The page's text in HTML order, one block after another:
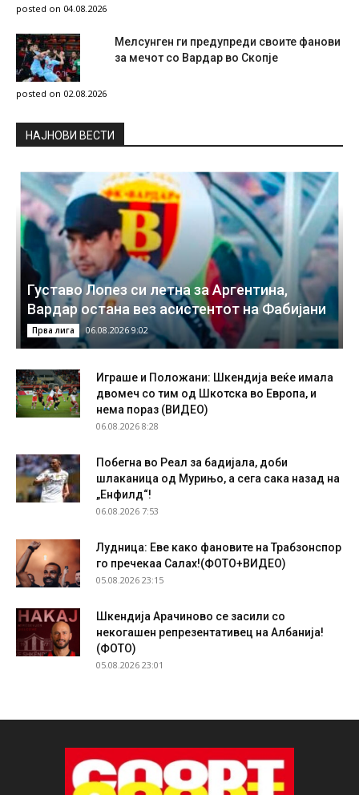
posted on 04.08.2026
Мелсунген ги предупреди своите фанови
за мечот со Вардар во Скопје
posted on 02.08.2026
НAЈНОВИ ВЕСТИ
Густаво Лопез си летна за Аргентина,
Вардар остана вез асистентот на Фабијани
Прва лига 06.08.2026 9:02
Играше и Положани: Шкендија веќе имала
двомеч со тим од Шкотска во Европа, и
нема пораз (ВИДЕО)
06.08.2026 8:28
Побегна во Реал за бадијала, доби
шлаканица од Мурињо, а сега сака назад на
„Енфилд“!
06.08.2026 7:53
Лудница: Еве како фановите на Трабзонспор
го пречекаа Салах!(ФОТО+ВИДЕО)
05.08.2026 23:15
Шкендија Арачиново се засили со
некогашен репрезентативец на Албанија!
(ФОТО)
05.08.2026 23:01